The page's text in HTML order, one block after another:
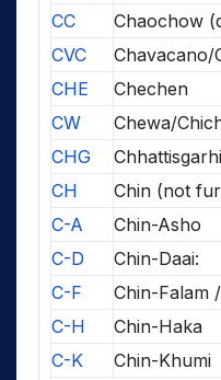
CC
Chaochow
CVC
Chavacano/
CHE
Chechen
CW
Chewa/
CHG
Chhattisgarhi
CH
Chin (not
C-A
Chin-Asho
C-D
Chin-Daai:
C-F
Chin-Falam
C-H
Chin-Haka
C-K
Chin-Khumi